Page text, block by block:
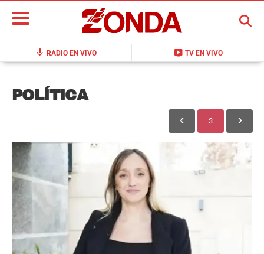
mic RADIO EN VIVO live_tv TV EN VIVO
BUSCAR
POLÍTICA
3